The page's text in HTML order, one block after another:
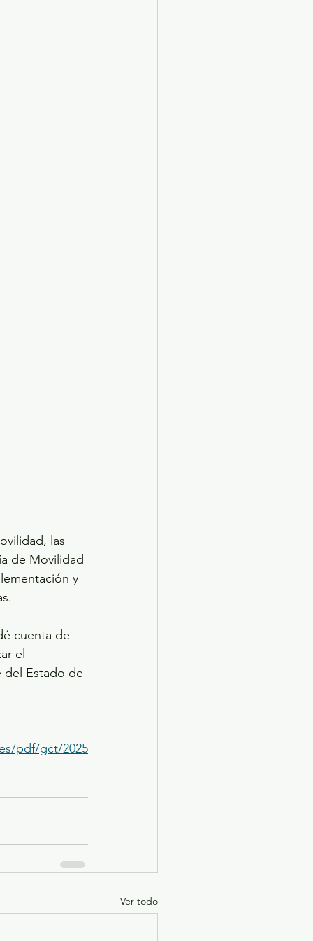
las
de Movilidad
y
cuenta de
el
del Estado de
pdf/gct/2025
Ver todo